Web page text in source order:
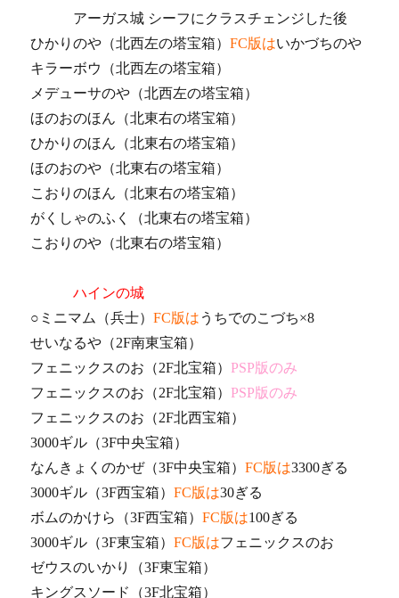
アーガス城 シーフにクラスチェンジした後
ひかりのや（北西左の塔宝箱）FC版はいかづちのや
キラーボウ（北西左の塔宝箱）
メデューサのや（北西左の塔宝箱）
ほのおのほん（北東右の塔宝箱）
ひかりのほん（北東右の塔宝箱）
ほのおのや（北東右の塔宝箱）
こおりのほん（北東右の塔宝箱）
がくしゃのふく（北東右の塔宝箱）
こおりのや（北東右の塔宝箱）
ハインの城
○ミニマム（兵士）FC版は うちでのこづち×8
せいなるや（2F南東宝箱）
フェニックスのお（2F北宝箱）PSP版のみ
フェニックスのお（2F北宝箱）PSP版のみ
フェニックスのお（2F北西宝箱）
3000ギル（3F中央宝箱）
なんきょくのかぜ（3F中央宝箱）FC版は3300ぎる
3000ギル（3F西宝箱）FC版は30ぎる
ボムのかけら（3F西宝箱）FC版は100ぎる
3000ギル（3F東宝箱）FC版はフェニックスのお
ゼウスのいかり（3F東宝箱）
キングスソード（3F北宝箱）